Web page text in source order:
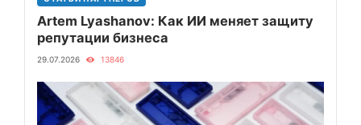
Artem Lyashanov: Как ИИ меняет защиту
репутации бизнеса
29.07.2026 13846